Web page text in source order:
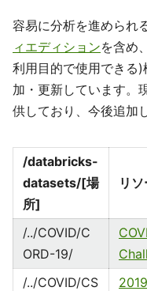
容易に分析を進められ
ィエディションを含め
利用目的で使用できる
加・更新しています。
供しており、今後追加
/databricks-
datasets/[場
所]
リ
/../COVID/C
ORD-19/
/../COVID/CS